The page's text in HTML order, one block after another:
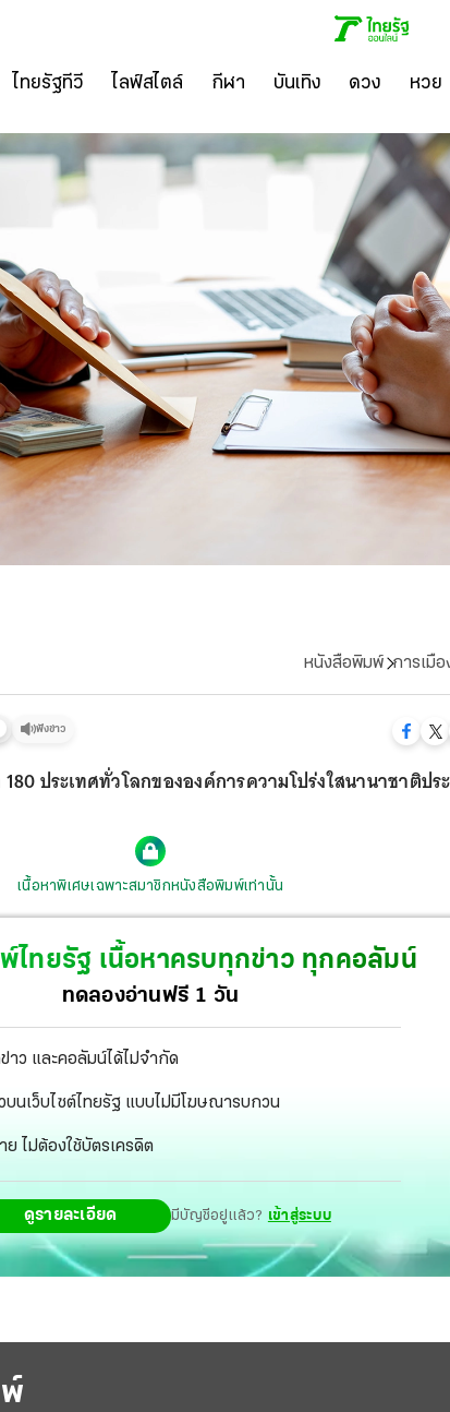
ไทยรัฐทีวี ไลฟ์สไตล์ กีฬา บันเทิง ดวง หวย
หนังสือพิมพ์ การเมือ
ฟังข่าว
ประเทศทั่วโลกขององค์การความโปร่งใสนานาชาติปร
เนื้อหาพิเศษเฉพาะสมาชิกหนังสือพิมพ์เท่านั้น
ไทยรัฐ เนื้อหาครบทุกข่าว ทุกคอลัมน์
ทดลองอ่านฟรี 1 วัน
าว และคอลัมน์ได้ไม่จำกัด
บนเว็บไซต์ไทยรัฐ แบบไม่มีโฆษณารบกวน
ย ไม่ต้องใช้บัตรเครดิต
ดูรายละเอียด มีบัญชีอยู่แล้ว? เข้าสู่ระบบ